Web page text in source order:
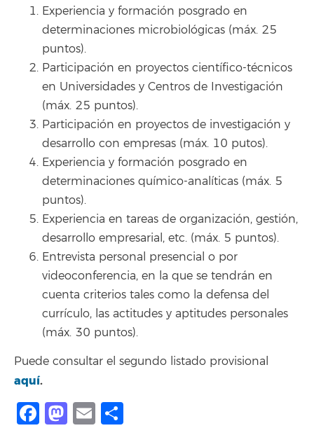
Experiencia y formación posgrado en
determinaciones microbiológicas (máx. 25
puntos).
Participación en proyectos científico-técnicos
en Universidades y Centros de Investigación
(máx. 25 puntos).
Participación en proyectos de investigación y
desarrollo con empresas (máx. 10 putos).
Experiencia y formación posgrado en
determinaciones químico-analíticas (máx. 5
puntos).
Experiencia en tareas de organización, gestión,
desarrollo empresarial, etc. (máx. 5 puntos).
Entrevista personal presencial o por
videoconferencia, en la que se tendrán en
cuenta criterios tales como la defensa del
currículo, las actitudes y aptitudes personales
(máx. 30 puntos).
Puede consultar el segundo listado provisional
aquí.
Facebook
Mastodon
Email